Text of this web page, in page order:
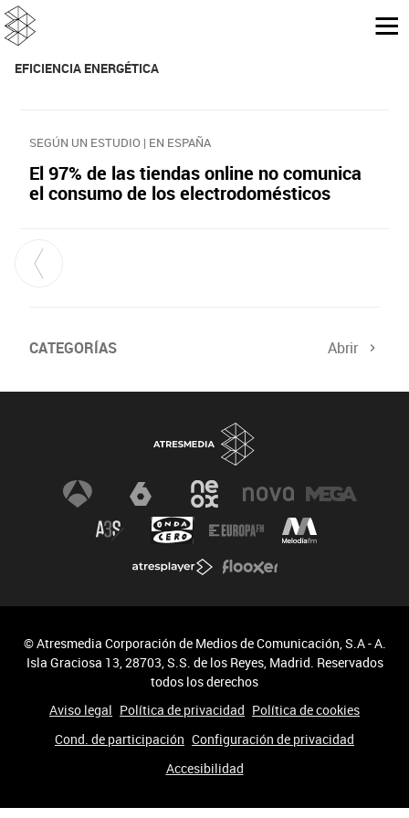
EFICIENCIA ENERGÉTICA
SEGÚN UN ESTUDIO | EN ESPAÑA
El 97% de las tiendas online no comunica
el consumo de los electrodomésticos
CATEGORÍAS Abrir
© Atresmedia Corporación de Medios de Comunicación, S.A - A.
Isla Graciosa 13, 28703, S.S. de los Reyes, Madrid. Reservados
todos los derechos
Aviso legal Política de privacidad Política de cookies
Cond. de participación Configuración de privacidad
Accesibilidad